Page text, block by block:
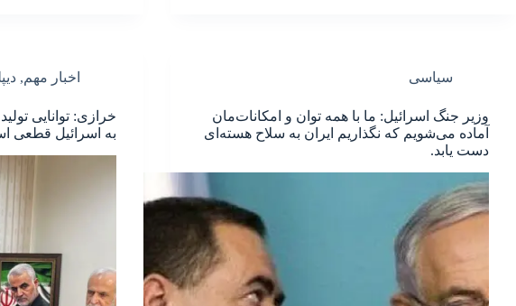
سیاسی
وزیر جنگ اسرائیل: ما با همه توان و امکانات‌مان
آماده می‌شویم که نگذاریم ایران به سلاح هسته‌ای
دست یابد.
اخبار مهم,
خرازی:‌ توانایی
به اسرائیل قطعی